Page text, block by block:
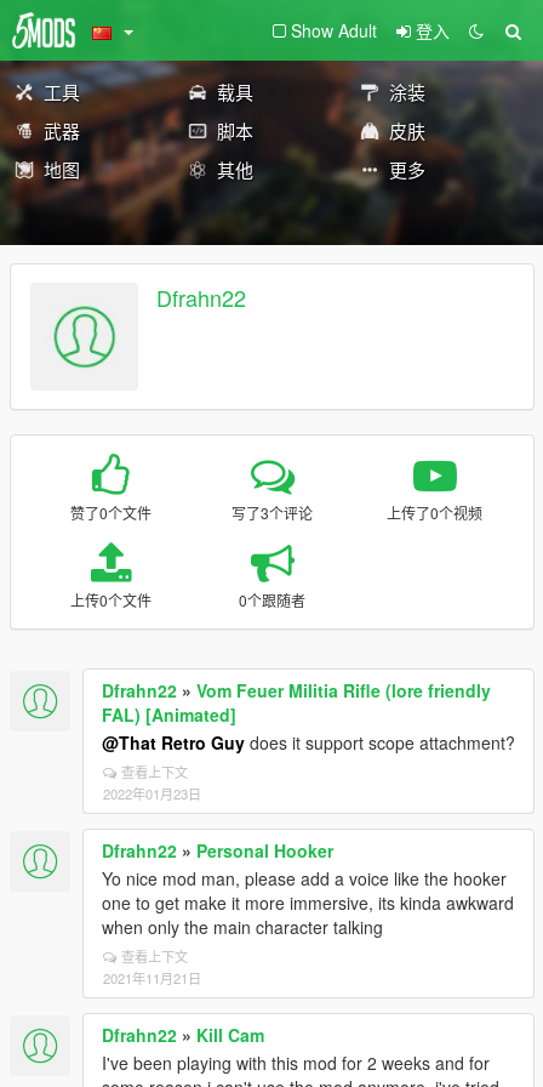
Show Adult 登入
工具 载具
涂装
武器
脚本
皮肤
地图
其他 更多
Dfrahn22
赞了0个文件 写了3个评论 上传了0个视频
上传0个文件 0个跟随者
Dfrahn22 » Vom Feuer Militia Rifle (lore friendly
FAL) [Animated]
@That Retro Guy does it support scope attachment?
查看上下文
2022年01月23日
Dfrahn22 » Personal Hooker
Yo nice mod man, please add a voice like the hooker
one to get make it more immersive, its kinda awkward
when only the main character talking
查看上下文
2021年11月21日
Dfrahn22 » Kill Cam
I've been playing with this mod for 2 weeks and for